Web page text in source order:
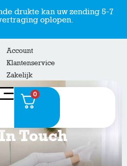
drukte kan uw zending 5-7
oplopen.
Account
Klantenservice
Zakelijk
0
Touch